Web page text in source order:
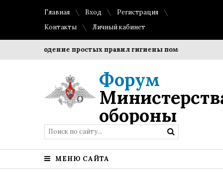
Главная Вход
Регистрация
Контакты
Личный кабинет
Соблюдение простых правил гигиены помогает
Форум
обороны
МЕНЮ САЙТА